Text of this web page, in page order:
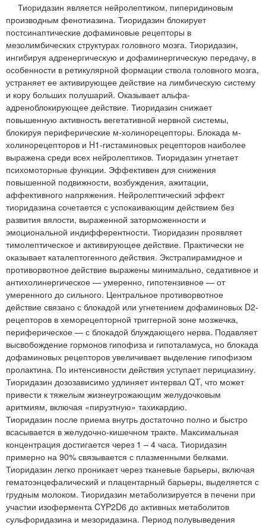
Тиоридазин является нейролептиком, пиперидиновым
производным фенотиазина. Тиоридазин блокирует
постсинаптические дофаминовые рецепторы в
мезолимбических структурах головного мозга. Тиоридазин,
ингибируя адренергическую и дофаминергическую передачу, в
особенности в ретикулярной формации ствола головного мозга,
устраняет ее активирующее действие на лимбическую систему
и кору больших полушарий. Оказывает альфа-
адреноблокирующее действие. Тиоридазин снижает
повышенную активность вегетативной нервной системы,
блокируя периферические м-холинорецепторы. Блокада м-
холинорецепторов и H1-гистаминовых рецепторов наиболее
выражена среди всех нейролептиков. Тиоридазин угнетает
психомоторные функции. Эффективен для снижения
повышенной подвижности, возбуждения, ажитации,
аффективного напряжения. Нейролептический эффект
тиоридазина сочетается с успокаивающим действием без
развития вялости, выраженной заторможенности и
эмоциональной индифферентности. Тиоридазин проявляет
тимолептическое и активирующее действие. Практически не
оказывает каталептогенного действия. Экстрапирамидное и
противорвотное действие выражены минимально, седативное и
антихолинергическое — умеренно, гипотензивное — от
умеренного до сильного. Центральное противорвотное
действие связано с блокадой или угнетением дофаминовых D2-
рецепторов в хеморецепторной триггерной зоне мозжечка,
периферическое — с блокадой блуждающего нерва. Подавляет
высвобождение гормонов гипофиза и гипоталамуса, но блокада
дофаминовых рецепторов увеличивает выделение гипофизом
пролактина. По интенсивности действия уступает перициазину.
Тиоридазин дозозависимо удлиняет интервал QT, что может
привести к тяжелым жизнеугрожающим желудочковым
аритмиям, включая «пируэтную» тахикардию.
Тиоридазин после приема внутрь достаточно полно и быстро
всасывается в желудочно-кишечном тракте. Максимальная
концентрация достигается через 1 – 4 часа. Тиоридазин
примерно на 90% связывается с плазменными белками.
Тиоридазин легко проникает через тканевые барьеры, включая
гематоэнцефалический и плацентарный барьеры, выделяется с
грудным молоком. Тиоридазин метаболизируется в печени при
участии изофермента CYP2D6 до активных метаболитов
сульфоридазина и мезоридазина. Период полувыведения